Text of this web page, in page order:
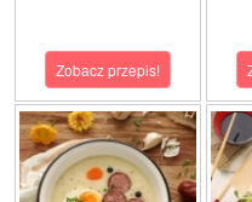
Zobacz przepis!